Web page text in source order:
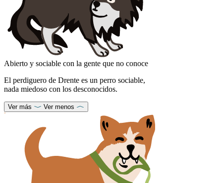
Abierto y sociable con la gente que no conoce
El perdiguero de Drente es un perro sociable,
nada miedoso con los desconocidos.
Ver más Ver menos